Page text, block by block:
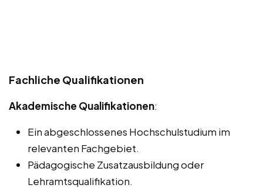
Fachliche Qualifikationen
Akademische Qualifikationen:
Ein abgeschlossenes Hochschulstudium im
relevanten Fachgebiet.
Pädagogische Zusatzausbildung oder
Lehramtsqualifikation.